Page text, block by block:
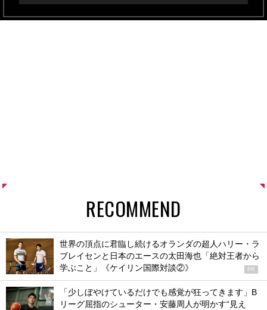
RECOMMEND
世界の頂点に君臨し続けるオランダの超人ハリー・ラ
ブレイセンと日本のエースの太田海也「絶対王者から
学ぶこと」《ケイリン国際対談②》
PR
「少しぼやけているだけでも感覚が狂ってきます」B
リーグ屈指のシューター・安藤周人が明かす“見え